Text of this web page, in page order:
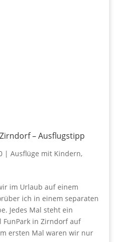
– Ausflugstipp
| Ausflüge mit Kindern,
im Urlaub auf einem
ich in einem separaten
Jedes Mal steht ein
FunPark in Zirndorf auf
ersten Mal waren wir nur